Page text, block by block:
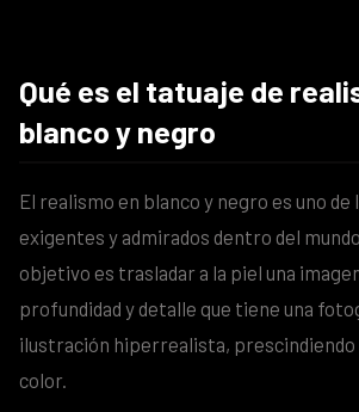
Qué es el tatuaje de
blanco y negro
El realismo en blanco y negro es uno
exigentes y admirados dentro del
objetivo es trasladar a la piel una
profundidad y detalle que tiene una
ilustración hiperrealista,
color.